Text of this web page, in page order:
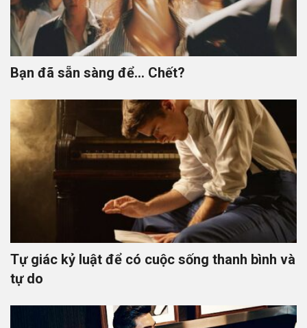
Bạn đã sẵn sàng để… Chết?
Tự giác kỷ luật để có cuộc sống thanh bình và
tự do